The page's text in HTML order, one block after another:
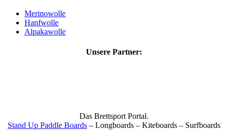
Merinowolle
Hanfwolle
Alpakawolle
Unsere Partner:
Das Brettsport Portal.
Stand Up Paddle Boards – Longboards – Kiteboards – Surfboards